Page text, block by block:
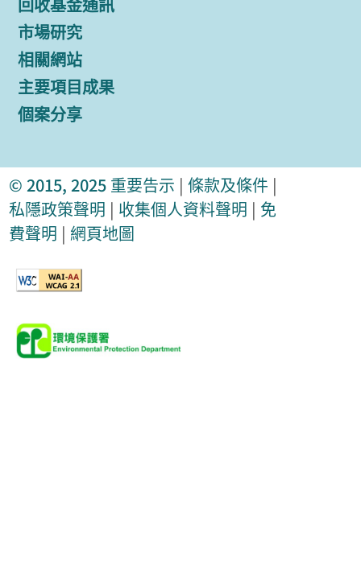
市場研究
相關網站
主要項目成果
個案分享
© 2015, 2025 重要告示 | 條款及條件 |
私隱政策聲明 | 收集個人資料聲明 | 免
費聲明 | 網頁地圖